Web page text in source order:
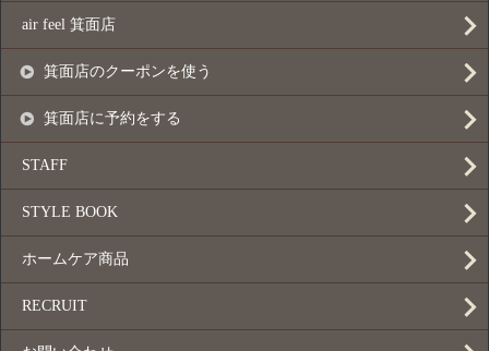
air feel 箕面店
箕面店のクーポンを使う
箕面店に予約をする
STAFF
STYLE BOOK
ホームケア商品
RECRUIT